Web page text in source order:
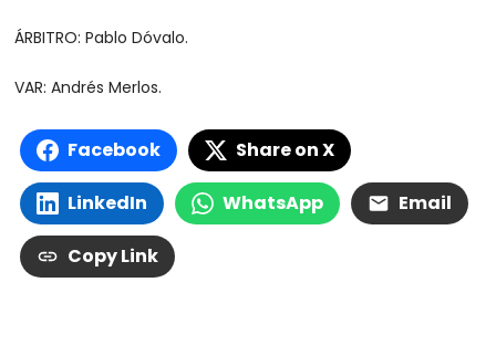
ÁRBITRO: Pablo Dóvalo.
VAR: Andrés Merlos.
Facebook Share on X
LinkedIn WhatsApp Email
Copy Link